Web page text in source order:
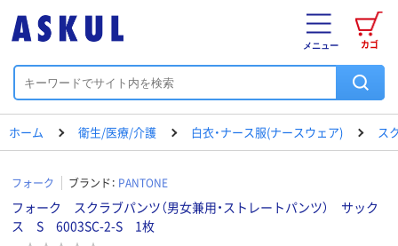
カゴ
メニュー
ホーム 衛生/医療/介護 白衣・ナース服(ナースウェア) ス
フォーク ブランド： PANTONE
フォーク スクラブパンツ（男女兼用・ストレートパンツ） サック
ス S 6003SC-2-S 1枚